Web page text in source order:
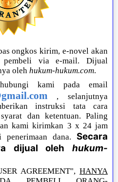
ongkos kirim, e-novel akan
pembeli via e-mail. Dijual
oleh hukum-hukum.com.
kami pada email
, selanjutnya
instruksi tata cara
dan ketentuan. Paling
kami kirimkan 3 x 24 jam
penerimaan dana. Secara
dijual oleh hukum-
AGREEMENT",HANYA